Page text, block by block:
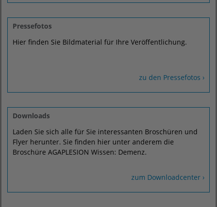
Pressefotos
Hier finden Sie Bildmaterial für Ihre Veröffentlichung.
zu den Pressefotos ›
Downloads
Laden Sie sich alle für Sie interessanten Broschüren und
Flyer herunter. Sie finden hier unter anderem die
Broschüre AGAPLESION Wissen: Demenz.
zum Downloadcenter ›